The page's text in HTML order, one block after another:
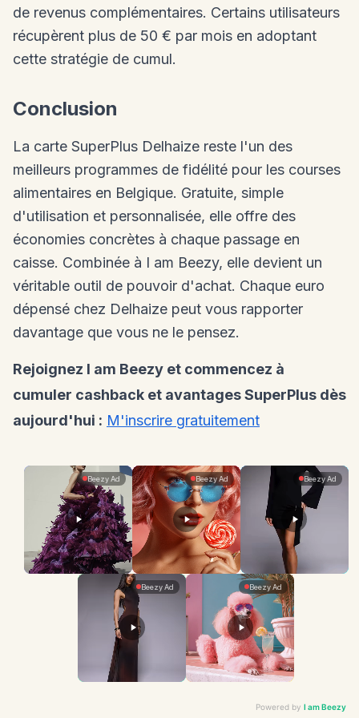
de revenus complémentaires. Certains utilisateurs
récupèrent plus de 50 € par mois en adoptant
cette stratégie de cumul.
Conclusion
La carte SuperPlus Delhaize reste l'un des
meilleurs programmes de fidélité pour les courses
alimentaires en Belgique. Gratuite, simple
d'utilisation et personnalisée, elle offre des
économies concrètes à chaque passage en
caisse. Combinée à I am Beezy, elle devient un
véritable outil de pouvoir d'achat. Chaque euro
dépensé chez Delhaize peut vous rapporter
davantage que vous ne le pensez.
Rejoignez I am Beezy et commencez à
cumuler cashback et avantages SuperPlus dès
aujourd'hui : M'inscrire gratuitement
Powered by I am Beezy